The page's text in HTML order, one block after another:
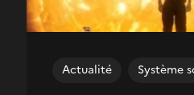
Actualité Système